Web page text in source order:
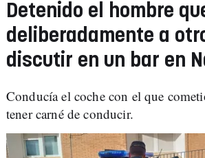
Detenido el hombre
deliberadamente a
discutir en un bar en
Conducía el coche con el que
tener carné de conducir.